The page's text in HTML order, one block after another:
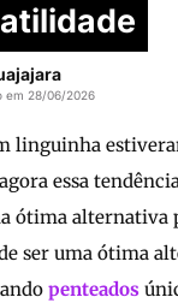
em 28/06/2026
linguinha
essa
ótima alternativa
ser uma ótima
penteados